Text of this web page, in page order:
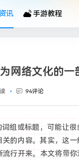
讯 手游教程
网络文化的
94评论
组或标题，可能让
的内容。其实，这
行开来。本文将带